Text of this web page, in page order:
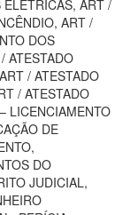
ELÉTRICAS, ART /
ART /
DOS
ATESTADO
/ ATESTADO
/ ATESTADO
LICENCIAMENTO
DE
DO
JUDICIAL,